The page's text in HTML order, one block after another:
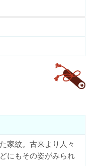
家紋。古来より人々
にもその姿がみられ